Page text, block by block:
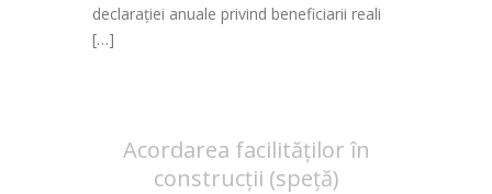
declarației anuale privind beneficiarii reali
[…]
Acordarea facilităților în
construcții (speță)